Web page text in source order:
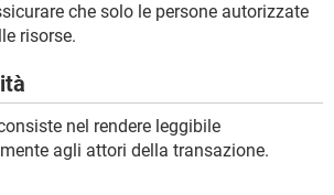
che solo le persone autorizzate
risorse.
nel rendere leggibile
agli attori della transazione.